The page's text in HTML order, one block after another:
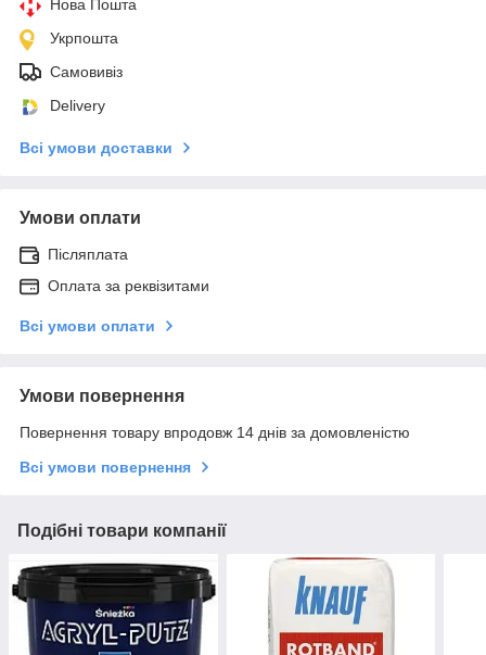
Нова Пошта
Укрпошта
Самовивіз
Delivery
Всі умови доставки
Умови оплати
Післяплата
Оплата за реквізитами
Всі умови оплати
Умови повернення
Повернення товару впродовж 14 днів за домовленістю
Всі умови повернення
Подібні товари компанії